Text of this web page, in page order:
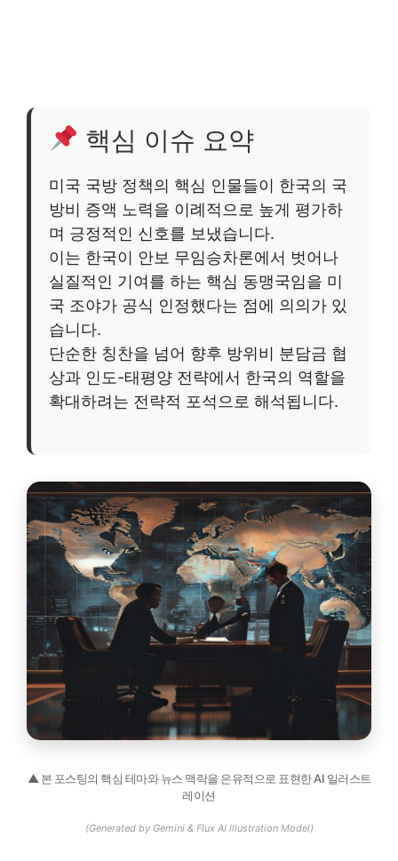
핵심 이슈 요약
미국 국방 정책의 핵심 인물들이 한국의 국
방비 증액 노력을 이례적으로 높게 평가하
며 긍정적인 신호를 보냈습니다.
이는 한국이 안보 무임승차론에서 벗어나
실질적인 기여를 하는 핵심 동맹국임을 미
국 조야가 공식 인정했다는 점에 의의가 있
습니다.
단순한 칭찬을 넘어 향후 방위비 분담금 협
상과 인도-태평양 전략에서 한국의 역할을
확대하려는 전략적 포석으로 해석됩니다.
▲ 본 포스팅의 핵심 테마와 뉴스 맥락을 은유적으로 표현한 AI 일러스트
레이션
(Generated by Gemini & Flux AI Illustration Model)